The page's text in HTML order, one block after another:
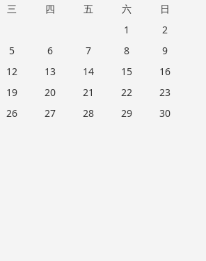
三 四 五 六
日
1
2
5 6 7 8
9
12 13 14 15
16
19 20 21 22
23
26 27 28 29
30